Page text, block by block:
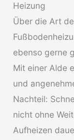
Heizung
Über die Art
ebenso gerne
Mit einer Alde
und
Nachteil:
nicht ohne
Aufheizen